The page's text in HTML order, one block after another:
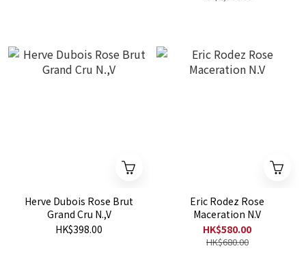
Herve Dubois Rose Brut
Grand Cru N.,V
HK$398.00
Eric Rodez Rose
Maceration N.V
HK$580.00
HK$680.00